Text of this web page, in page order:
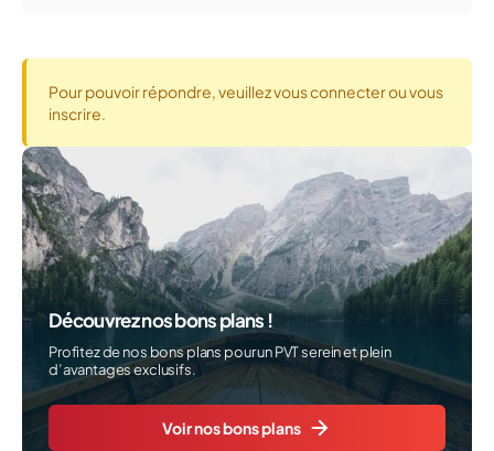
Pour pouvoir répondre, veuillez vous connecter ou vous
inscrire.
Découvrez nos bons plans !
Profitez de nos bons plans pour un PVT serein et plein
d’avantages exclusifs.
Voir nos bons plans